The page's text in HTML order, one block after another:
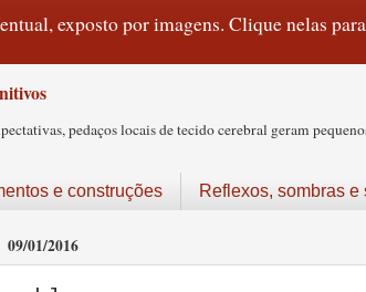
exposto por imagens. Clique nelas
pedaços locais de tecido cerebral geram
e construções Reflexos, sombras e
09/01/2016